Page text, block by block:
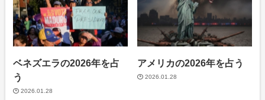
ベネズエラの2026年を占
う
2026.01.28
アメリカの2026年を占う
2026.01.28